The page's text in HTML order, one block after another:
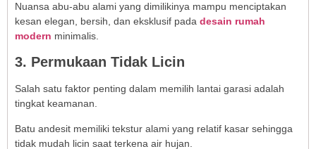
Nuansa abu-abu alami yang dimilikinya mampu menciptakan
kesan elegan, bersih, dan eksklusif pada desain rumah
modern minimalis.
3. Permukaan Tidak Licin
Salah satu faktor penting dalam memilih lantai garasi adalah
tingkat keamanan.
Batu andesit memiliki tekstur alami yang relatif kasar sehingga
tidak mudah licin saat terkena air hujan.